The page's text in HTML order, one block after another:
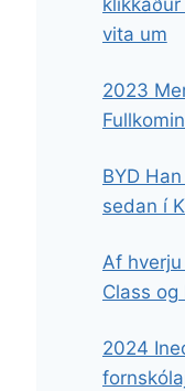
vita um
2023
BYD
sedan í
Af
Class
2024